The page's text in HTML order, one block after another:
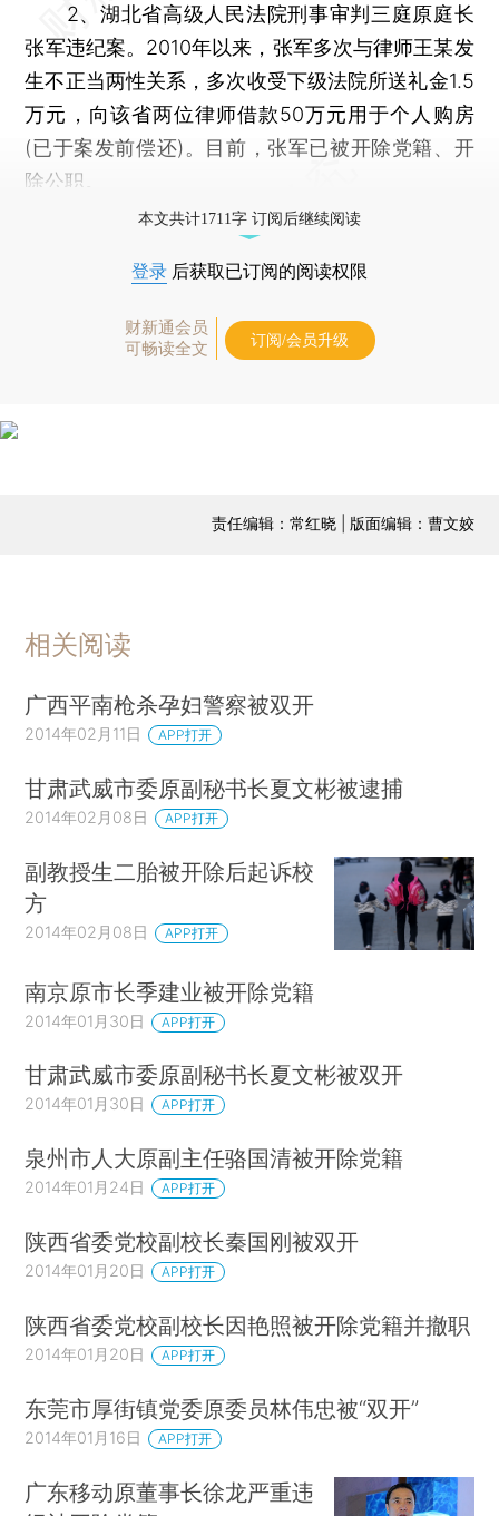
2、湖北省高级人民法院刑事审判三庭原庭长
张军违纪案。2010年以来，张军多次与律师王某发
生不正当两性关系，多次收受下级法院所送礼金1.5
万元，向该省两位律师借款50万元用于个人购房
(已于案发前偿还)。目前，张军已被开除党籍、开
除公职。
本文共计1711字 订阅后继续阅读
登录 后获取已订阅的阅读权限
财新通会员
可畅读全文
订阅/会员升级
责任编辑：常红晓 | 版面编辑：曹文姣
相关阅读
广西平南枪杀孕妇警察被双开
2014年02月11日 APP打开
甘肃武威市委原副秘书长夏文彬被逮捕
2014年02月08日 APP打开
副教授生二胎被开除后起诉校
方
2014年02月08日 APP打开
南京原市长季建业被开除党籍
2014年01月30日 APP打开
甘肃武威市委原副秘书长夏文彬被双开
2014年01月30日 APP打开
泉州市人大原副主任骆国清被开除党籍
2014年01月24日 APP打开
陕西省委党校副校长秦国刚被双开
2014年01月20日 APP打开
陕西省委党校副校长因艳照被开除党籍并撤职
2014年01月20日 APP打开
东莞市厚街镇党委原委员林伟忠被“双开”
2014年01月16日 APP打开
广东移动原董事长徐龙严重违